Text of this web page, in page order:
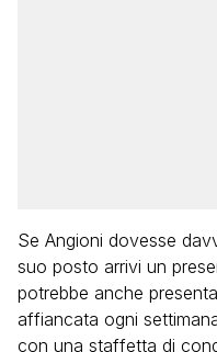
Se Angioni dovesse
suo posto arrivi un
potrebbe anche
affiancata ogni
con una staffetta di